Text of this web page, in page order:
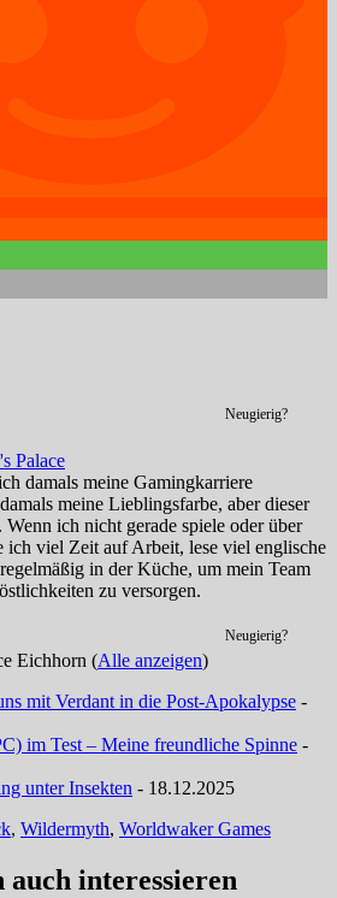
Neugierig?
Palace
damals meine Gamingkarriere
meine Lieblingsfarbe, aber dieser
ich nicht gerade spiele oder über
ich viel Zeit auf Arbeit, lese viel englische
in der Küche, um mein Team
zu versorgen.
Neugierig?
Eichhorn (Alle anzeigen)
mit Verdant in die Post-Apokalypse -
im Test – Meine freundliche Spinne -
unter Insekten - 18.12.2025
, Wildermyth, Worldwaker Games
auch interessieren